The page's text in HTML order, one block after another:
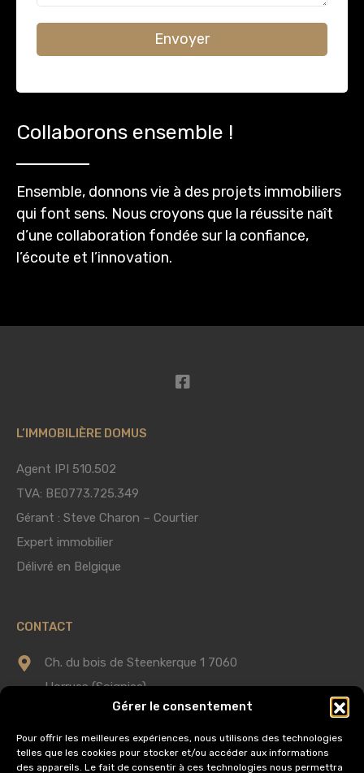
Gérer le consentement
Pour offrir les meilleures expériences, nous utilisons des technologies
telles que les cookies pour stocker et/ou accéder aux informations
des appareils. Le fait de consentir à ces technologies nous permettra
Envoyer
Collaborons ensemble !
Ensemble, donnons vie à des projets immobiliers
qui font sens. Nous croyons que la réussite naît
d’une collaboration fondée sur la confiance,
l’écoute et l’innovation.
L’IMMOBILIÈRE DOMUS
Agent IPI 510.502
TVA: BE0773.725.349
Gérant : Steve Charon – Courtier
Expert immobilier
Délivré en Belgique
CONTACT
Ch. du bois de Steenkerque 1 7060
Horrues (Soignies)
info@immobilieredomus.be